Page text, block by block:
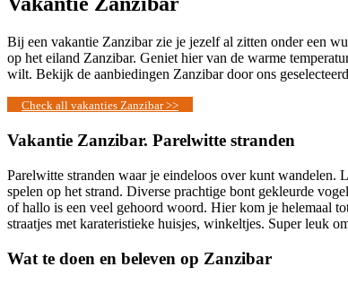
Bij een vakantie Zanzibar zie je jezelf al zitten onder een
op het eiland Zanzibar. Geniet hier van de warme
wilt. Bekijk de aanbiedingen Zanzibar door ons
Check all vakanties Zanzibar >>
Vakantie Zanzibar. Parelwitte stranden
Parelwitte stranden waar je eindeloos over kunt wandelen.
spelen op het strand. Diverse prachtige bont gekleurde
of hallo is een veel gehoord woord. Hier kom je helemaal
straatjes met karateristieke huisjes, winkeltjes. Super leuk
Wat te doen en beleven op Zanzibar